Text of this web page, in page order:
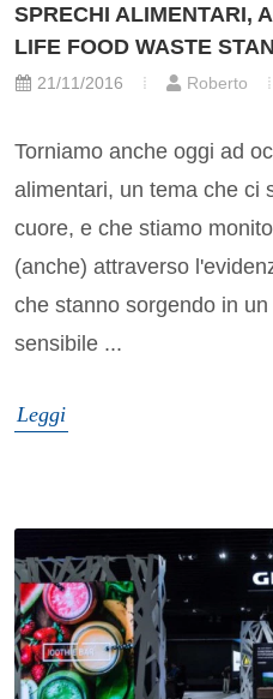
SPRECHI ALIMENTARI,
LIFE FOOD WASTE
21/11/2016 Roberto
Torniamo anche oggi ad
alimentari, un tema che ci
cuore, e che stiamo
(anche) attraverso
che stanno sorgendo in
sensibile ...
Leggi